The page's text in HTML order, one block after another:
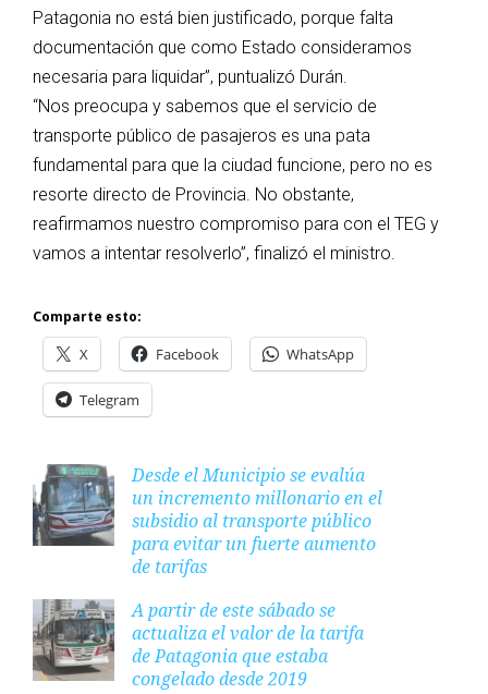
Patagonia no está bien justificado, porque falta
documentación que como Estado consideramos
necesaria para liquidar”, puntualizó Durán.
“Nos preocupa y sabemos que el servicio de
transporte público de pasajeros es una pata
fundamental para que la ciudad funcione, pero no es
resorte directo de Provincia. No obstante,
reafirmamos nuestro compromiso para con el TEG y
vamos a intentar resolverlo”, finalizó el ministro.
Comparte esto:
X Facebook WhatsApp
Telegram
Desde el Municipio se evalúa
un incremento millonario en el
subsidio al transporte público
para evitar un fuerte aumento
de tarifas
A partir de este sábado se
actualiza el valor de la tarifa
de Patagonia que estaba
congelado desde 2019